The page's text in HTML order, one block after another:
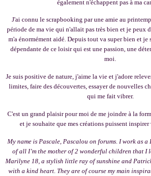
également n'échappent pas à ma
J'ai connu le scrapbooking par une amie au
période de ma vie qui n'allait pas très bien et je peux
m'a énormément aidé. Depuis tout va super bien et je
dépendante de ce loisir qui est une passion, une
moi.
Je suis positive de nature, j'aime la vie et j'adore
limites, faire des découvertes, essayer de nouvelles
qui me fait vibrer.
C'est un grand plaisir pour moi de me joindre à la
et je souhaite que mes créations puissent
My name is Pascale, Pascalou on forums. I work as
of all I’m the mother of 2 wonderful children that I
Marilyne 18, a stylish little ray of sunshine and
with a kind heart. They are of course my main